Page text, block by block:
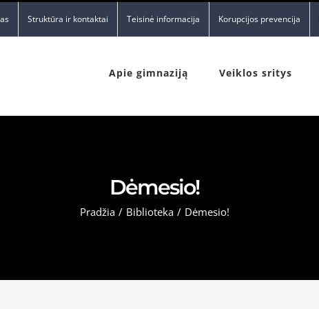
Struktūra ir kontaktai Teisinė informacija Korupcijos prevencija
Apie gimnaziją Veiklos sritys
Dėmesio!
Pradžia / Biblioteka / Dėmesio!